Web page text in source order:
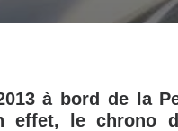
à bord de la
le chrono